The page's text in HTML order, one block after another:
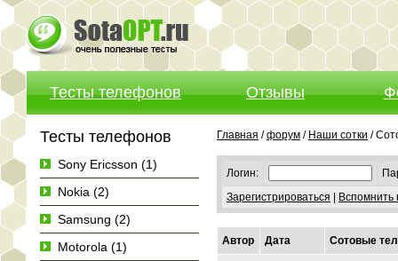
Тесты телефонов Отзывы
Тесты телефонов
Sony Ericsson (1)
Nokia (2)
Samsung (2)
Motorola (1)
Главная /форум / Наши сотки /
Логин:
Зарегистрироваться
Вспомнить
Автор Дата Сотовые